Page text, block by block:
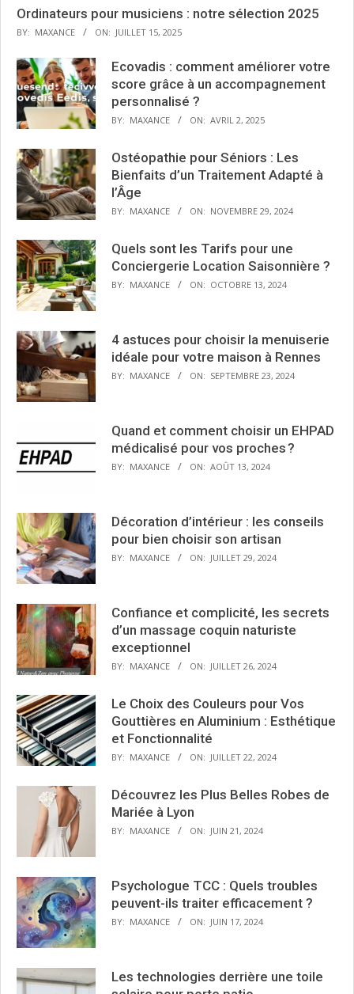
Ordinateurs pour musiciens : notre sélection 2025
BY: MAXANCE ON: JUILLET 15, 2025
Ecovadis : comment améliorer votre
score grâce à un accompagnement
personnalisé ?
BY: MAXANCE ON: AVRIL 2, 2025
Ostéopathie pour Séniors : Les
Bienfaits d’un Traitement Adapté à
l’Âge
BY: MAXANCE ON: NOVEMBRE 29, 2024
Quels sont les Tarifs pour une
Conciergerie Location Saisonnière ?
BY: MAXANCE ON: OCTOBRE 13, 2024
4 astuces pour choisir la menuiserie
idéale pour votre maison à Rennes
BY: MAXANCE ON: SEPTEMBRE 23, 2024
Quand et comment choisir un EHPAD
médicalisé pour vos proches ?
BY: MAXANCE ON: AOÛT 13, 2024
Décoration d’intérieur : les conseils
pour bien choisir son artisan
BY: MAXANCE ON: JUILLET 29, 2024
Confiance et complicité, les secrets
d’un massage coquin naturiste
exceptionnel
BY: MAXANCE ON: JUILLET 26, 2024
Le Choix des Couleurs pour Vos
Gouttières en Aluminium : Esthétique
et Fonctionnalité
BY: MAXANCE ON: JUILLET 22, 2024
Découvrez les Plus Belles Robes de
Mariée à Lyon
BY: MAXANCE ON: JUIN 21, 2024
Psychologue TCC : Quels troubles
peuvent-ils traiter efficacement ?
BY: MAXANCE ON: JUIN 17, 2024
Les technologies derrière une toile